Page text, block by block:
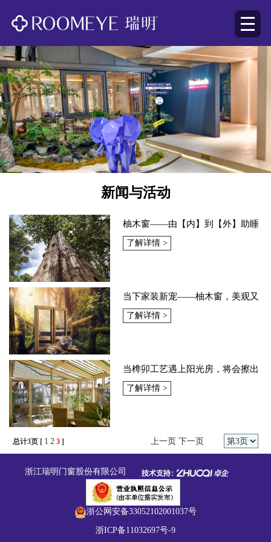
新闻与活动
柚木窗——由【内】到【外】助睡
眠
了解详情 >
当下家装新宠——柚木窗，美观又
实用
了解详情 >
当榫卯工艺遇上阳光房，将会擦出
怎样的火花
了解详情 >
总计3页 [ 1 2 3 ] 上一页 下一页
浙江瑞明门窗股份有限公司
浙公网安备33052102001037号
浙ICP备11032697号-9